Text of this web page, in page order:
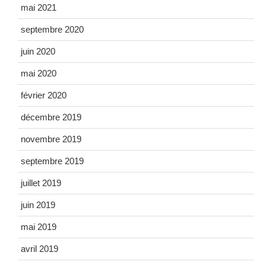
mai 2021
septembre 2020
juin 2020
mai 2020
février 2020
décembre 2019
novembre 2019
septembre 2019
juillet 2019
juin 2019
mai 2019
avril 2019